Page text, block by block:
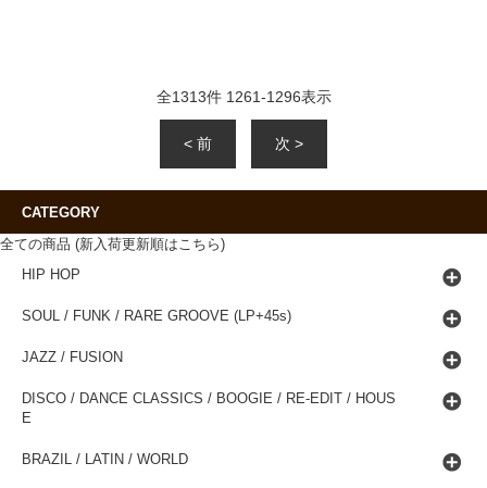
全1313件 1261-1296表示
< 前 次 >
CATEGORY
全ての商品 (新入荷更新順はこちら)
HIP HOP
SOUL / FUNK / RARE GROOVE (LP+45s)
JAZZ / FUSION
DISCO / DANCE CLASSICS / BOOGIE / RE-EDIT / HOUS
E
BRAZIL / LATIN / WORLD